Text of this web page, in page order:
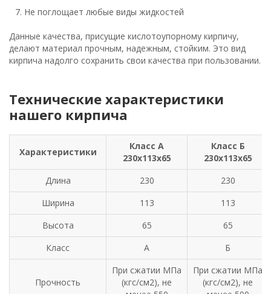
Не поглощает любые виды жидкостей
Данные качества, присущие кислотоупорному кирпичу,
делают материал прочным, надежным, стойким. Это вид
кирпича надолго сохранить свои качества при пользовании.
Технические характеристики
нашего кирпича
Характеристики
Класс А
230х113х65
Класс Б
230х113х65
Длина
230
230
Ширина
113
113
Высота
65
65
Класс
А Б
Прочность
При сжатии МПа
(кгс/см2), не
При сжатии МПа
(кгс/см2), не